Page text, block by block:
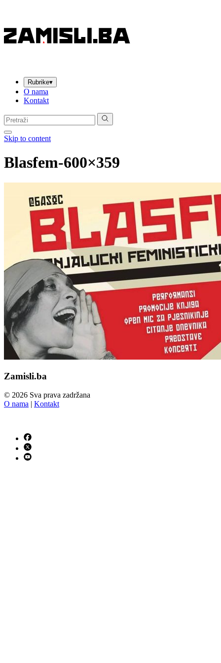
Rubrike▾
O nama
Kontakt
Pretraga:
Skip to content
Blasfem-600×359
Zamisli.ba
© 2026 Sva prava zadržana
O nama | Kontakt